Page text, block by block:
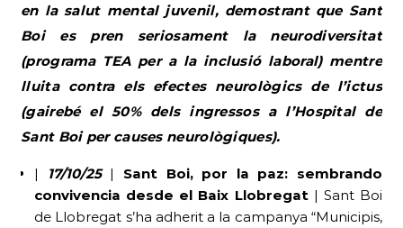
en la salut mental juvenil, demostrant que Sant
Boi es pren seriosament la neurodiversitat
(programa TEA per a la inclusió laboral) mentre
lluita contra els efectes neurològics de l’ictus
(gairebé el 50% dels ingressos a l’Hospital de
Sant Boi per causes neurològiques).
| 17/10/25| Sant Boi, por la paz: sembrando
convivencia desde el Baix Llobregat| Sant Boi
de Llobregat s’ha adherit a la campanya “Municipis,